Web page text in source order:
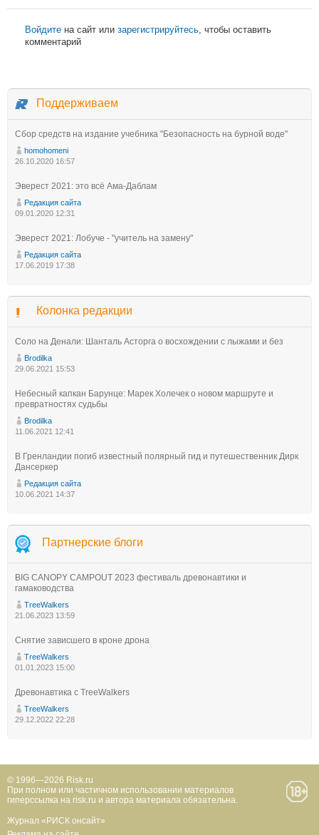
Войдите на сайт или зарегистрируйтесь , чтобы оставить
комментарий
Поддерживаем
Сбор средств на издание учебника "Безопасность на бурной воде"
homohomeni
26.10.2020 16:57
Эверест 2021: это всё Ама-Даблам
Редакция сайта
09.01.2020 12:31
Эверест 2021: Лобуче - "учитель на замену"
Редакция сайта
17.06.2019 17:38
Колонка редакции
Соло на Денали: Шанталь Асторга о восхождении с лыжами и без
Brodilka
29.06.2021 15:53
Небесный капкан Барунце: Марек Холечек о новом маршруте и
превратностях судьбы
Brodilka
11.06.2021 12:41
В Гренландии погиб известный полярный гид и путешественник Дирк
Дансеркер
Редакция сайта
10.06.2021 14:37
Партнерские блоги
BIG CANOPY CAMPOUT 2023 фестиваль древонавтики и
гамаководства
TreeWalkers
21.06.2023 13:59
Снятие зависшего в кроне дрона
TreeWalkers
01.01.2023 15:00
Древонавтика с TreeWalkers
TreeWalkers
29.12.2022 22:28
© 1996—2026 Risk.ru
При полном или частичном использовании материалов
гиперссылка на risk.ru и автора материала обязательна.
Журнал «РИСК онсайт»